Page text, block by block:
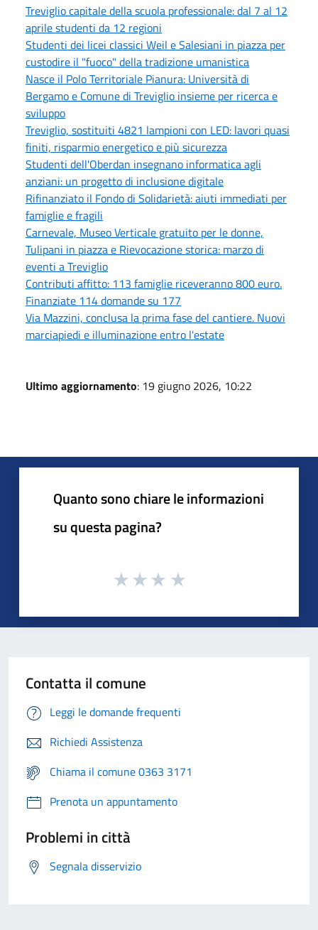
Treviglio capitale della scuola professionale: dal 7 al 12
aprile studenti da 12 regioni
Studenti dei licei classici Weil e Salesiani in piazza per
custodire il "fuoco" della tradizione umanistica
Nasce il Polo Territoriale Pianura: Università di
Bergamo e Comune di Treviglio insieme per ricerca e
sviluppo
Treviglio, sostituiti 4821 lampioni con LED: lavori quasi
finiti, risparmio energetico e più sicurezza
Studenti dell'Oberdan insegnano informatica agli
anziani: un progetto di inclusione digitale
Rifinanziato il Fondo di Solidarietà: aiuti immediati per
famiglie e fragili
Carnevale, Museo Verticale gratuito per le donne,
Tulipani in piazza e Rievocazione storica: marzo di
eventi a Treviglio
Contributi affitto: 113 famiglie riceveranno 800 euro.
Finanziate 114 domande su 177
Via Mazzini, conclusa la prima fase del cantiere. Nuovi
marciapiedi e illuminazione entro l'estate
Ultimo aggiornamento: 19 giugno 2026, 10:22
Quanto sono chiare le informazioni
su questa pagina?
Contatta il comune
Leggi le domande frequenti
Richiedi Assistenza
Chiama il comune 0363 3171
Prenota un appuntamento
Problemi in città
Segnala disservizio